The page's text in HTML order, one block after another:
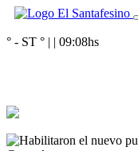
° - ST ° | | 09:08hs